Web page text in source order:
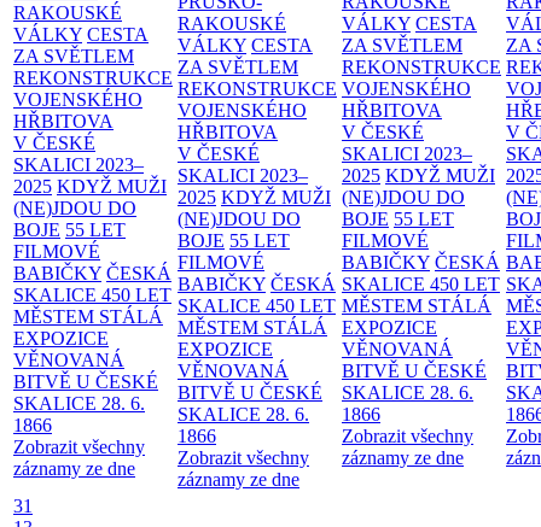
RAKOUSKÉ
VÁLKY CESTA
ZA SVĚTLEM
REKONSTRUKCE
VOJENSKÉHO
HŘBITOVA
V ČESKÉ
SKALICI 2023–
2025 KDYŽ MUŽI
(NE)JDOU DO
BOJE 55 LET
FILMOVÉ
BABIČKY ČESKÁ
SKALICE 450 LET
MĚSTEM STÁLÁ
EXPOZICE
VĚNOVANÁ
BITVĚ U ČESKÉ
SKALICE 28. 6.
1866
Zobrazit všechny
záznamy ze dne
RAKOUSKÉ
VÁLKY CESTA
ZA SVĚTLEM
REKONSTRUKCE
VOJENSKÉHO
HŘBITOVA
V ČESKÉ
SKALICI 2023–
2025 KDYŽ MUŽI
(NE)JDOU DO
BOJE 55 LET
FILMOVÉ
BABIČKY ČESKÁ
SKALICE 450 LET
MĚSTEM STÁLÁ
EXPOZICE
VĚNOVANÁ
BITVĚ U ČESKÉ
SKALICE 28. 6.
1866
Zobrazit všechny
záznamy ze dne
VÁLKY CESTA
ZA SVĚTLEM
REKONSTRUKCE
VOJENSKÉHO
HŘBITOVA
V ČESKÉ
SKALICI 2023–
2025 KDYŽ MUŽI
(NE)JDOU DO
BOJE 55 LET
FILMOVÉ
BABIČKY ČESKÁ
SKALICE 450 LET
MĚSTEM STÁLÁ
EXPOZICE
VĚNOVANÁ
BITVĚ U ČESKÉ
SKALICE 28. 6.
1866
Zobrazit všechny
záznamy ze dne
ZA
V
31